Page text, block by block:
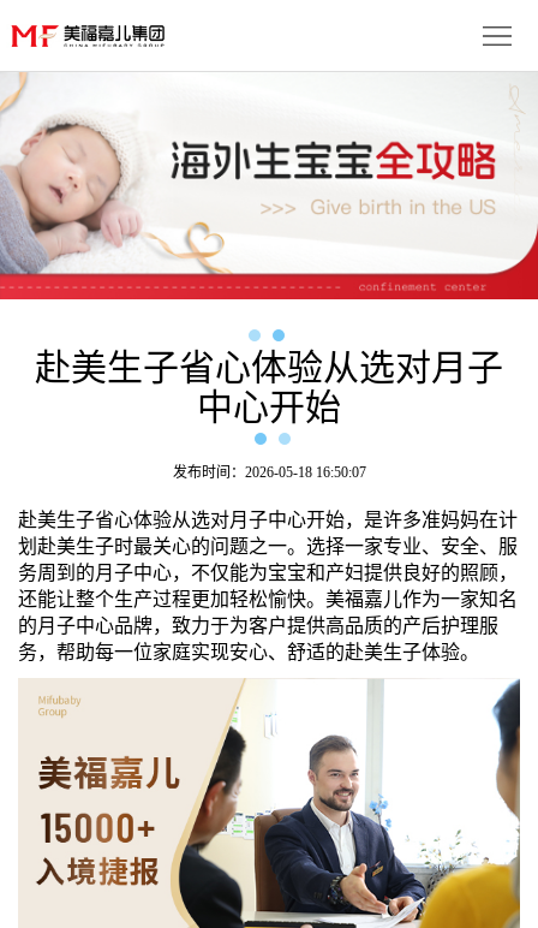
子
优
势
服
务
流
月
子
成
态
我
费
多
赴美生子省心体验从选对月子
中心开始
发布时间：2026-05-18 16:50:07
赴美生子省心体验从选对月子中心开始，是许多准妈妈在计
划赴美生子时最关心的问题之一。选择一家专业、安全、服
务周到的月子中心，不仅能为宝宝和产妇提供良好的照顾，
还能让整个生产过程更加轻松愉快。美福嘉儿作为一家知名
的月子中心品牌，致力于为客户提供高品质的产后护理服
务，帮助每一位家庭实现安心、舒适的赴美生子体验。